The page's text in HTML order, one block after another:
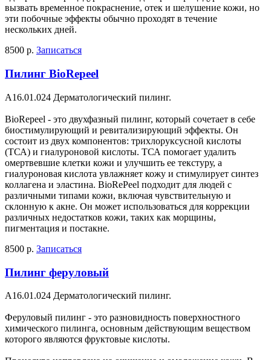
вызвать временное покраснение, отек и шелушение кожи, но
эти побочные эффекты обычно проходят в течение
нескольких дней.
8500 р. Записаться
Пилинг BioRepeel
A16.01.024 Дерматологический пилинг.
BioRepeel - это двухфазный пилинг, который сочетает в себе
биостимулирующий и ревитализирующий эффекты. Он
состоит из двух компонентов: трихлоруксусной кислоты
(ТСА) и гиалуроновой кислоты. ТСА помогает удалить
омертвевшие клетки кожи и улучшить ее текстуру, а
гиалуроновая кислота увлажняет кожу и стимулирует синтез
коллагена и эластина. BioRePeel подходит для людей с
различными типами кожи, включая чувствительную и
склонную к акне. Он может использоваться для коррекции
различных недостатков кожи, таких как морщины,
пигментация и постакне.
8500 р. Записаться
Пилинг феруловый
A16.01.024 Дерматологический пилинг.
Феруловый пилинг - это разновидность поверхностного
химического пилинга, основным действующим веществом
которого являются фруктовые кислоты.